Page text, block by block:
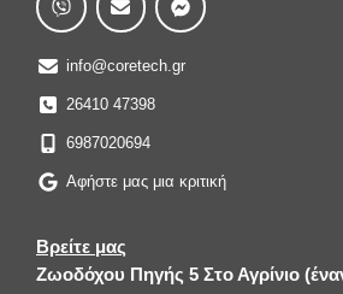
info@coretech.gr
26410 47398
6987020694
Αφήστε μας μια κριτική
Βρείτε μας
Ζωοδόχου Πηγής 5 Στο Αγρίνιο